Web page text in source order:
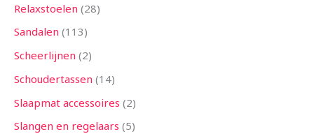
Relaxstoelen 28
Sandalen 113
Scheerlijnen 2
Schoudertassen 14
Slaapmat accessoires 2
Slangen en regelaars 5